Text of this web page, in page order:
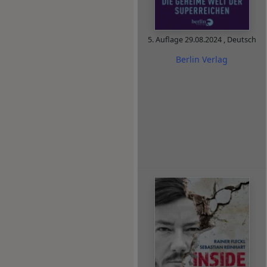
5. Auflage29.08.2024 , Deutsch
Berlin Verlag